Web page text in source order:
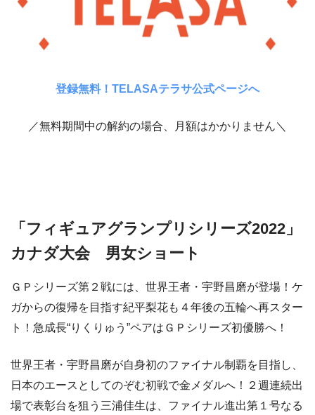
登録無料！TELASAテラサ公式ページへ
／無料期間中の解約の場合、月額はかかりません＼
「フィギュアグランプリシリーズ2022」
カナダ大会 男女ショート
ＧＰシリーズ第２戦には、世界王者・宇野昌磨が登場！ケ
ガからの復帰を目指す紀平梨花も４年後の五輪へ再スター
ト！急成長“りくりゅう”ペアはＧＰシリーズ初優勝へ！
世界王者・宇野昌磨が自身初のファイナル制覇を目指し、
日本のエースとしてのぞむ初戦で金メダルへ！２週連続出
場で表彰台を狙う三浦佳生は、ファイナル進出第１号なる